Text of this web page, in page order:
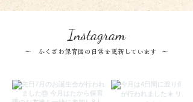
Instagram
～ ​ふくざわ保育園の日常を更新しています ～